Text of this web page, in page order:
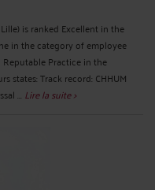
is ranked Excellent in the
in the category of employee
Practice in the
states: Track record: CHHUM
... Lire la suite >